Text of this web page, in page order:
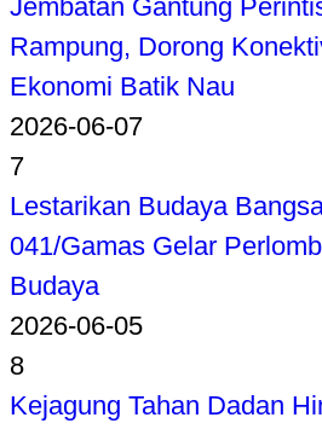
Jembatan Gantung
Rampung, Dorong
Ekonomi Batik Nau
2026-06-07
7
Lestarikan Budaya
041/Gamas Gelar
Budaya
2026-06-05
8
Kejagung Tahan Dadan